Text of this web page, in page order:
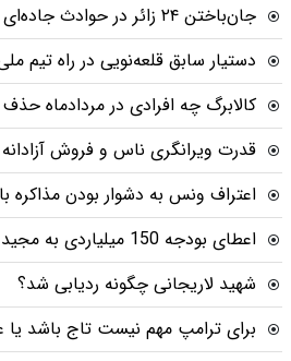
جان‌باختن ۲۴ زائر در حوادث جاده‌ای اربعین
دستیار سابق قلعه‌نویی در راه تیم ملی
کالابرگ چه افرادی در مردادماه
قدرت ویرانگری ناس و فروش
اعتراف ونس به دشوار بودن مذاکره
اعطای بودجه 150 میلیاردی به مجید واشقانی خبرساز شد
شهید لاریجانی چگونه ردیابی شد؟
برای ترامپ مهم نیست تاج باشد یا